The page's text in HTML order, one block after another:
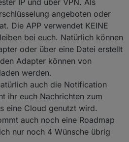
IP und über VPN. Als
angeboten oder
Die APP verwendet KEINE
bei euch. Natürlich können
oder über eine Datei erstellt
Adapter können von
werden.
auch die Notification
ihr euch Nachrichten zum
eine Cloud genutzt wird.
auch noch eine Roadmap
nur noch 4 Wünsche übrig